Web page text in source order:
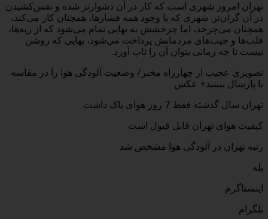
تهران امروز شهری است که کار در آن دشوارتر شده و نفس‌کشیدن
در آن گران‌تر. شهری که با وجود همه فشارها، همچنان کار می‌کند،
همچنان می‌چرخد، اما چرخشش به بهایی تمام می‌شود که از ریه‌ها،
قلب‌ها و جیب‌های مردمانش پرداخت می‌شود، بهایی که روشن
نیست تا چه زمانی بتوان آن را تاب آورد.
تصویری عجیب از چهارراه مخبر/ وضعیت آلودگی هوا را در مقاسه
با پارسال ببینید+ عکس
تهران سال گذشته فقط 7 روز هوای پاک داشت
کیفیت هوای تهران قابل قبول است
رتبه تهران در آلودگی هوا مشخص شد
بله
اینستاگرم
تلگرام